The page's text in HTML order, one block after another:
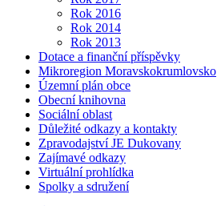
Rok 2016
Rok 2014
Rok 2013
Dotace a finanční příspěvky
Mikroregion Moravskokrumlovsko
Územní plán obce
Obecní knihovna
Sociální oblast
Důležité odkazy a kontakty
Zpravodajství JE Dukovany
Zajímavé odkazy
Virtuální prohlídka
Spolky a sdružení